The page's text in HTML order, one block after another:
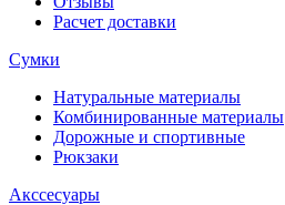
Расчет доставки
Сумки
Натуральные материалы
Комбинированные материалы
Дорожные и спортивные
Рюкзаки
Акссесуары